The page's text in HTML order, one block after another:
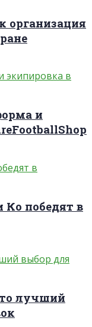
организация
и
победят в
лучший